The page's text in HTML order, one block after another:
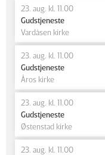
23. aug. kl. 11.00
Gudstjeneste
Vardåsen kirke
23. aug. kl. 11.00
Gudstjeneste
Åros kirke
23. aug. kl. 11.00
Gudstjeneste
Østenstad kirke
23. aug. kl. 11.00